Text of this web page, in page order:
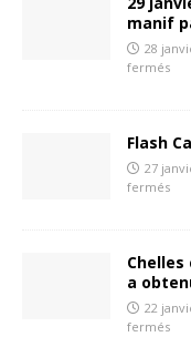
manif
28
fermés
Flash
27
fermés
Chelles
a
22
fermés